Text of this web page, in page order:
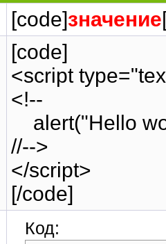
[code]значение
[code]
<script
<!--
alert("Hello
//-->
</script>
[/code]
Код: